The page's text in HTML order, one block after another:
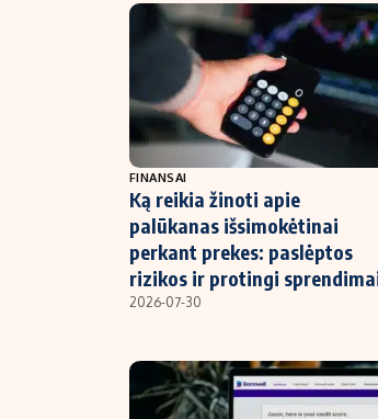
FINANSAI
Ką reikia žinoti apie
palūkanas išsimokėtinai
perkant prekes: paslėptos
rizikos ir protingi
2026-07-30